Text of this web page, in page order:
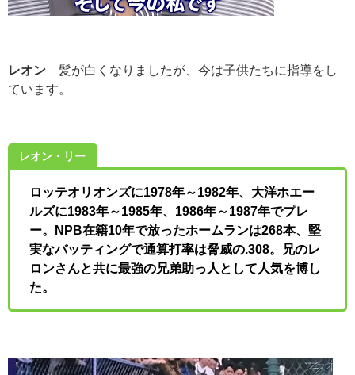
レオン 髪が白くなりましたが、今は子供たちに指導をし
ています。
レオン ・ リー
ロッテオリオンズに1978年～1982年、大洋ホエー
ルズに1983年～1985年、1986年～1987年でプレ
ー。NPB在籍10年で放ったホームランは268本、堅
実なバッティングで通算打率は脅威の.308。兄のレ
ロンさんと共に最強の兄弟助っ人として人気を博し
た。